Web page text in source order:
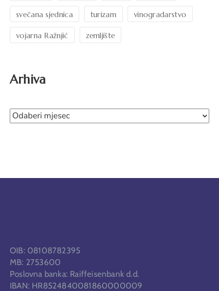
svečana sjednica turizam vinogradarstvo
vojarna Ražnjić zemljište
Arhiva
OIB: 08108782395
MB: 2753600
Poslovna banka: Raiffeisenbank d.d.
IBAN: HR8524840081860000009